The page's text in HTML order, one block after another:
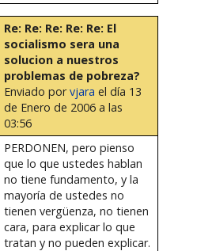
Re: Re: Re: Re: Re: El
socialismo sera una
solucion a nuestros
problemas de pobreza?
Enviado porvjara el día 13
de Enero de 2006 a las
03:56
PERDONEN, pero pienso
que lo que ustedes hablan
no tiene fundamento, y la
mayoría de ustedes no
tienen vergüenza, no tienen
cara, para explicar lo que
tratan y no pueden explicar.